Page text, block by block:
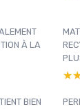
À LA
BIEN